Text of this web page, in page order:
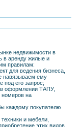
недвижимости в
в аренду жилые и
правилам:
для ведения бизнеса,
навязываем ему
под его запрос;
в оформлении ТАПУ,
номеров на
каждому покупателю
и мебели,
этих видов